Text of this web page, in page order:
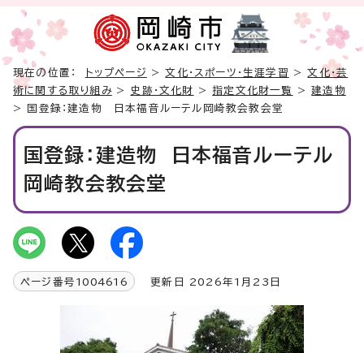
現在の位置： トップページ >文化・スポーツ・生涯学習 >文化・芸
術に関する取り組み> 史跡・文化財 >指定文化財一覧 >建造物
> 国登録：建造物 日本福音ルーテル岡崎教会教会堂
国登録：建造物 日本福音ルーテル
岡崎教会教会堂
ページ番号 1004616 更新日 2026年1月23日